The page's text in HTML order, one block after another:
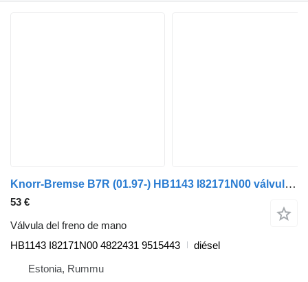
Knorr-Bremse B7R (01.97-) HB1143 I82171N00 válvula del freno de mano para Volvo B6, B7, B9, B10, B12 (1978-2011) autobús
53 €
Válvula del freno de mano
HB1143 I82171N00 4822431 9515443
diésel
Estonia, Rummu